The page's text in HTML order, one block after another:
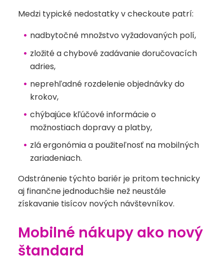
Medzi typické nedostatky v checkoute patrí:
nadbytočné množstvo vyžadovaných polí,
zložité a chybové zadávanie doručovacích
adries,
neprehľadné rozdelenie objednávky do
krokov,
chýbajúce kľúčové informácie o
možnostiach dopravy a platby,
zlá ergonómia a použiteľnosť na mobilných
zariadeniach.
Odstránenie týchto bariér je pritom technicky
aj finančne jednoduchšie než neustále
získavanie tisícov nových návštevníkov.
Mobilné nákupy ako nový
štandard